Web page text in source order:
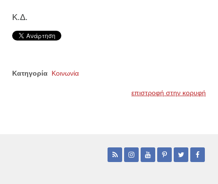
Κ.Δ.
Κατηγορία Κοινωνία
επιστροφή στην κορυφή